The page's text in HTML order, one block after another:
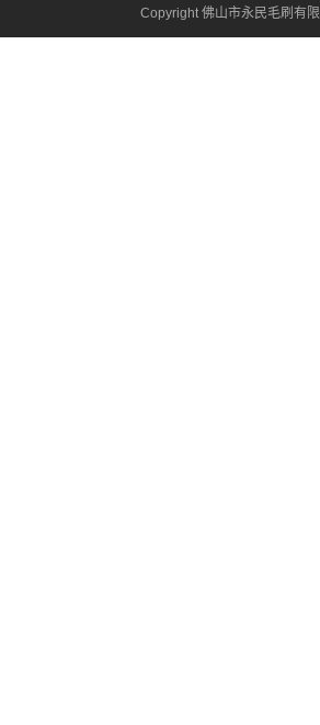
Copyright 佛山市永民毛刷有限